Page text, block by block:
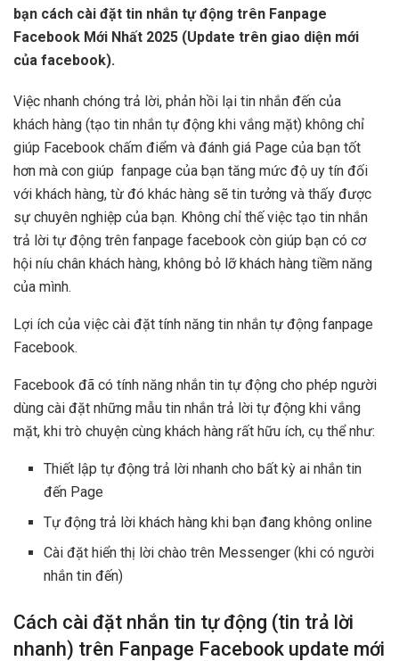
bạn cách cài đặt tin nhắn tự động trên Fanpage
Facebook Mới Nhất 2025 (Update trên giao diện mới
của facebook).
Việc nhanh chóng trả lời, phản hồi lại tin nhắn đến của
khách hàng (tạo tin nhắn tự động khi vắng mặt) không chỉ
giúp Facebook chấm điểm và đánh giá Page của bạn tốt
hơn mà con giúp fanpage của bạn tăng mức độ uy tín đối
với khách hàng, từ đó khác hàng sẽ tin tưởng và thấy được
sự chuyên nghiệp của bạn. Không chỉ thế việc tạo tin nhắn
trả lời tự động trên fanpage facebook còn giúp bạn có cơ
hội níu chân khách hàng, không bỏ lỡ khách hàng tiềm năng
của mình.
Lợi ích của việc cài đặt tính năng tin nhắn tự động fanpage
Facebook.
Facebook đã có tính năng nhắn tin tự động cho phép người
dùng cài đặt những mẫu tin nhắn trả lời tự động khi vắng
mặt, khi trò chuyện cùng khách hàng rất hữu ích, cụ thể như:
Thiết lập tự động trả lời nhanh cho bất kỳ ai nhắn tin
đến Page
Tự động trả lời khách hàng khi bạn đang không online
Cài đặt hiển thị lời chào trên Messenger (khi có người
nhắn tin đến)
Cách cài đặt nhắn tin tự động (tin trả lời
nhanh) trên Fanpage Facebook update mới